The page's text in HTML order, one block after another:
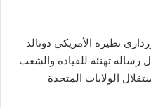
نظيره الأمريكي دونالد
رسالة تهنئة للقيادة والشعب
بمناسبة الذكرى الـ250 لاستقلال الولايات المتحدة